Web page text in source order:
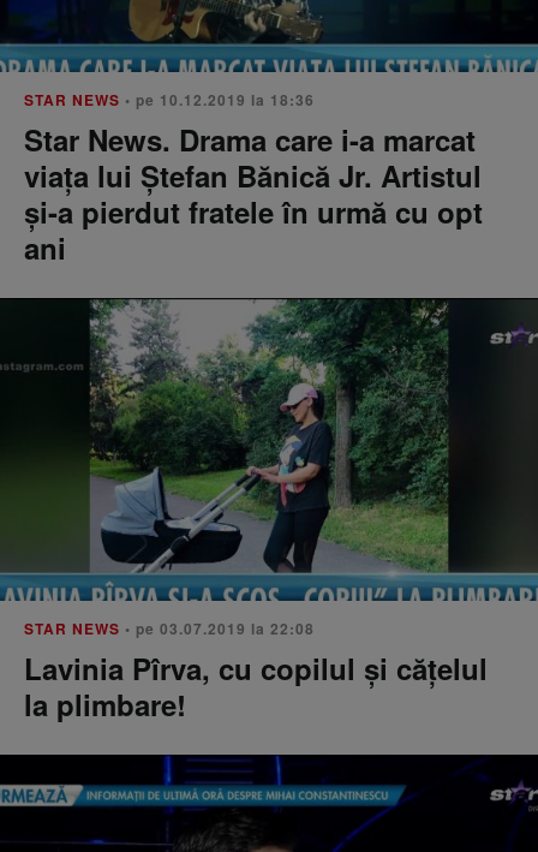
STAR NEWS • pe 10.12.2019 la 18:36
Star News. Drama care i-a marcat
viaţa lui Ştefan Bănică Jr. Artistul
și-a pierdut fratele în urmă cu opt
ani
STAR NEWS • pe 03.07.2019 la 22:08
Lavinia Pîrva, cu copilul şi căţelul
la plimbare!